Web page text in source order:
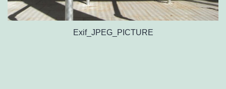
Exif_JPEG_PICTURE